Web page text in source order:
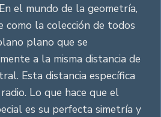
el mundo de la geometría,
como la colección de todos
plano que se
a la misma distancia de
Esta distancia específica
Lo que hace que el
es su perfecta simetría y